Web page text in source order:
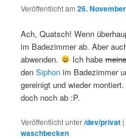
Veröffentlicht am26.
Ach, Quatsch! Wenn
im Badezimmer ab. Aber
abwenden.
Ich habe
denSiphon im Badezimmer
gereinigt und wieder
doch noch ab :P.
Veröffentlicht unter/dev/privat |
waschbecken